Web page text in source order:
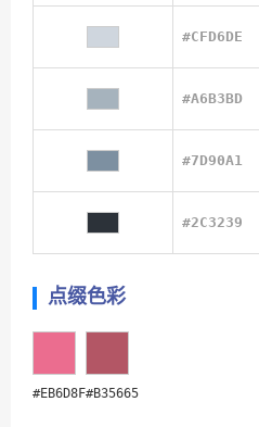
#CFD6DE
#A6B3BD
#7D90A1
#2C3239
点缀色彩
#EB6D8F#B35665